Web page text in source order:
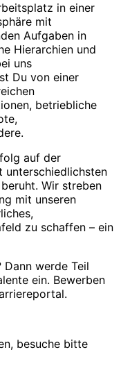
in einer
mit
Aufgaben in
Hierarchien und
uns
Du von einer
betriebliche
auf der
unterschiedlichsten
Wir streben
mit unseren
zu schaffen – ein
werde Teil
ein. Bewerben
besuche bitte